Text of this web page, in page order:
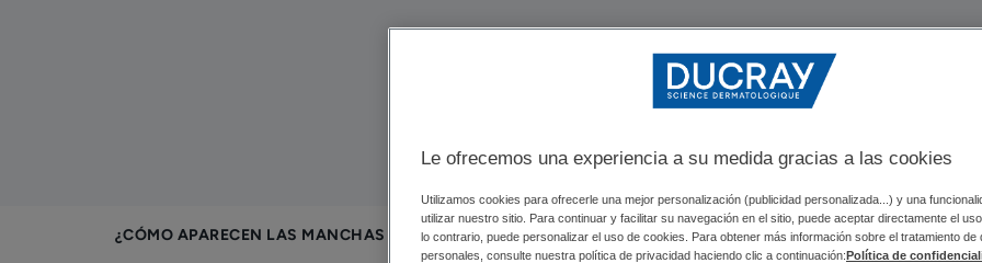
Las manchas oscuras en el cuerpo
¿CÓMO APARECEN LAS MANCHAS OSCURAS EN EL PECHO? ¿DÓNDE SE UBICAN EXACTAMENTE
Le ofrecemos una experiencia a su medida gracias a las cookies
Utilizamos cookies para ofrecerle una mejor personalización (publicidad personalizada...) y una
utilizar nuestro sitio. Para continuar y facilitar su navegación en el sitio, puede aceptar directamente el
lo contrario, puede personalizar el uso de cookies. Para obtener más información sobre el tratamiento de
personales, consulte nuestra política de privacidad haciendo clic a continuación:Política de